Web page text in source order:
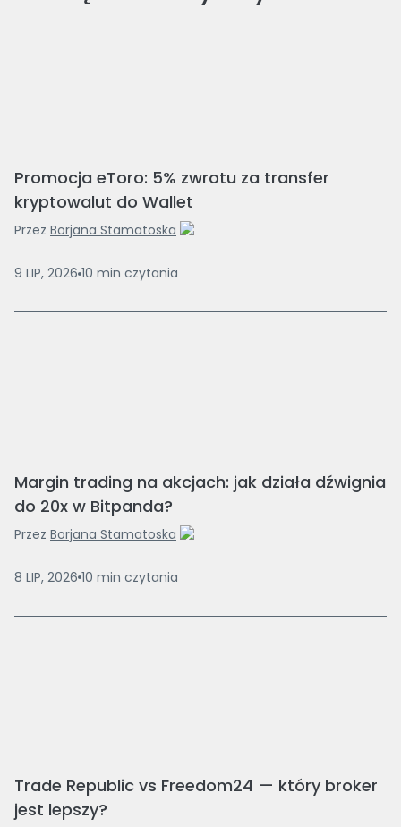
Promocja eToro: 5% zwrotu za transfer
kryptowalut do Wallet
Przez Borjana Stamatoska
9 LIP, 2026 10 min czytania
Margin trading na akcjach: jak działa dźwignia
do 20x w Bitpanda?
Przez Borjana Stamatoska
8 LIP, 2026 10 min czytania
Trade Republic vs Freedom24 — który broker
jest lepszy?